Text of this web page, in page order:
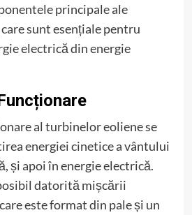
principale ale
sunt esențiale pentru
electrică din energie
al turbinelor eoliene se
energiei cinetice a vântului
și apoi în energie electrică.
datorită mișcării
este format din pale și un